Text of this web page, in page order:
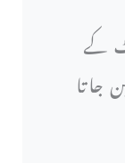
کے
جاتا